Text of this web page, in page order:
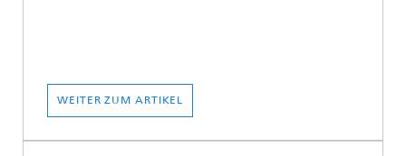
WEITER ZUM ARTIKEL